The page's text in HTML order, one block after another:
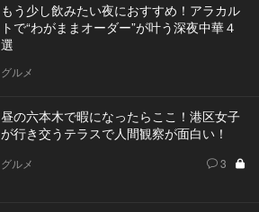
もう少し飲みたい夜におすすめ！アラカル
トで“わがままオーダー”が叶う深夜中華４
選
グルメ
昼の六本木で暇になったらここ！港区女子
が行き交うテラスで人間観察が面白い！
グルメ 3